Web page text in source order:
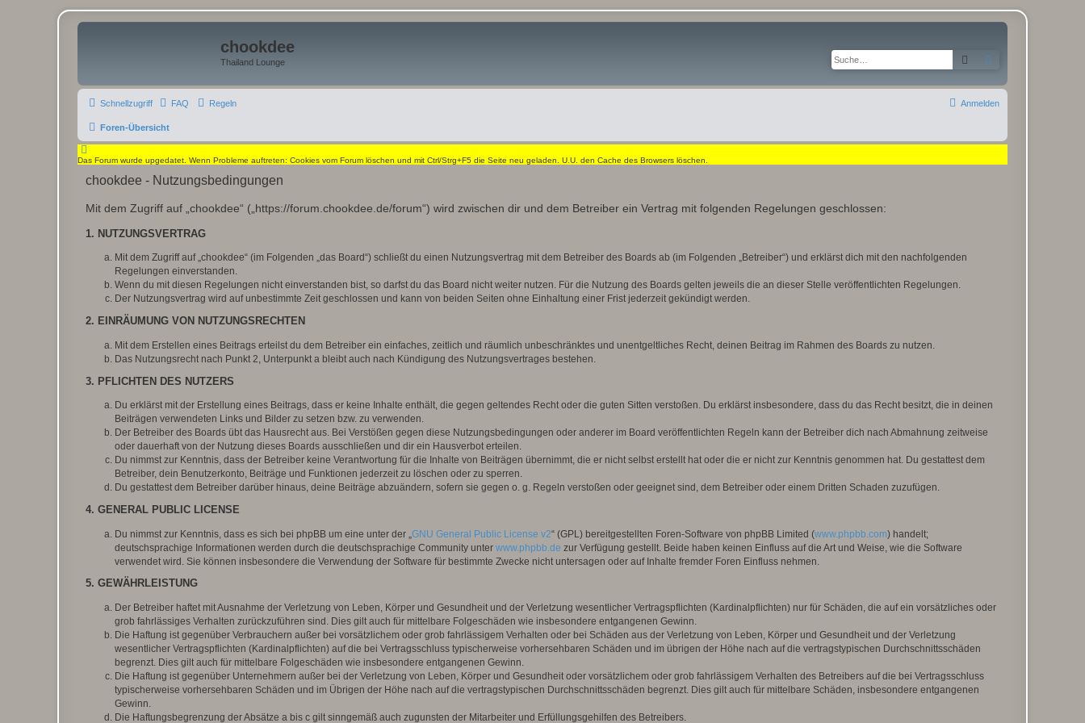
chookdee
Thailand Lounge Suche
Schnellzugriff FAQ Regeln Anmelden
Foren-Übersicht
Das Forum wurde upgedatet. Wenn Probleme auftreten: Cookies vom Forum löschen und mit Ctrl/Strg+F5 die Seite neu geladen. U.U. den Cache des Browsers löschen.
chookdee - Nutzungsbedingungen
Mit dem Zugriff auf „chookdee“ („https://forum.chookdee.de/forum“) wird zwischen dir und dem Betreiber ein Vertrag mit folgenden Regelungen geschlossen:
1. NUTZUNGSVERTRAG
Mit dem Zugriff auf „chookdee“ (im Folgenden „das Board“) schließt du einen Nutzungsvertrag mit dem Betreiber des Boards ab (im Folgenden „Betreiber“) und erklärst dich mit den nachfolgenden
Regelungen einverstanden.
Wenn du mit diesen Regelungen nicht einverstanden bist, so darfst du das Board nicht weiter nutzen. Für die Nutzung des Boards gelten jeweils die an dieser Stelle veröffentlichten Regelungen.
Der Nutzungsvertrag wird auf unbestimmte Zeit geschlossen und kann von beiden Seiten ohne Einhaltung einer Frist jederzeit gekündigt werden.
2. EINRÄUMUNG VON NUTZUNGSRECHTEN
Mit dem Erstellen eines Beitrags erteilst du dem Betreiber ein einfaches, zeitlich und räumlich unbeschränktes und unentgeltliches Recht, deinen Beitrag im Rahmen des Boards zu nutzen.
Das Nutzungsrecht nach Punkt 2, Unterpunkt a bleibt auch nach Kündigung des Nutzungsvertrages bestehen.
3. PFLICHTEN DES NUTZERS
Du erklärst mit der Erstellung eines Beitrags, dass er keine Inhalte enthält, die gegen geltendes Recht oder die guten Sitten verstoßen. Du erklärst insbesondere, dass du das Recht besitzt, die in deinen
Beiträgen verwendeten Links und Bilder zu setzen bzw. zu verwenden.
Der Betreiber des Boards übt das Hausrecht aus. Bei Verstößen gegen diese Nutzungsbedingungen oder anderer im Board veröffentlichten Regeln kann der Betreiber dich nach Abmahnung zeitweise
oder dauerhaft von der Nutzung dieses Boards ausschließen und dir ein Hausverbot erteilen.
Du nimmst zur Kenntnis, dass der Betreiber keine Verantwortung für die Inhalte von Beiträgen übernimmt, die er nicht selbst erstellt hat oder die er nicht zur Kenntnis genommen hat. Du gestattest dem
Betreiber, dein Benutzerkonto, Beiträge und Funktionen jederzeit zu löschen oder zu sperren.
Du gestattest dem Betreiber darüber hinaus, deine Beiträge abzuändern, sofern sie gegen o. g. Regeln verstoßen oder geeignet sind, dem Betreiber oder einem Dritten Schaden zuzufügen.
4. GENERAL PUBLIC LICENSE
Du nimmst zur Kenntnis, dass es sich bei phpBB um eine unter der „ GNU General Public License v2“ (GPL) bereitgestellten Foren-Software von phpBB Limited (www.phpbb.com) handelt;
deutschsprachige Informationen werden durch die deutschsprachige Community unter www.phpbb.de zur Verfügung gestellt. Beide haben keinen Einfluss auf die Art und Weise, wie die Software
verwendet wird. Sie können insbesondere die Verwendung der Software für bestimmte Zwecke nicht untersagen oder auf Inhalte fremder Foren Einfluss nehmen.
5. GEWÄHRLEISTUNG
Der Betreiber haftet mit Ausnahme der Verletzung von Leben, Körper und Gesundheit und der Verletzung wesentlicher Vertragspflichten (Kardinalpflichten) nur für Schäden, die auf ein vorsätzliches oder
grob fahrlässiges Verhalten zurückzuführen sind. Dies gilt auch für mittelbare Folgeschäden wie insbesondere entgangenen Gewinn.
Die Haftung ist gegenüber Verbrauchern außer bei vorsätzlichem oder grob fahrlässigem Verhalten oder bei Schäden aus der Verletzung von Leben, Körper und Gesundheit und der Verletzung
wesentlicher Vertragspflichten (Kardinalpflichten) auf die bei Vertragsschluss typischerweise vorhersehbaren Schäden und im übrigen der Höhe nach auf die vertragstypischen Durchschnittsschäden
begrenzt. Dies gilt auch für mittelbare Folgeschäden wie insbesondere entgangenen Gewinn.
Die Haftung ist gegenüber Unternehmern außer bei der Verletzung von Leben, Körper und Gesundheit oder vorsätzlichem oder grob fahrlässigem Verhalten des Betreibers auf die bei Vertragsschluss
typischerweise vorhersehbaren Schäden und im Übrigen der Höhe nach auf die vertragstypischen Durchschnittsschäden begrenzt. Dies gilt auch für mittelbare Schäden, insbesondere entgangenen
Gewinn.
Die Haftungsbegrenzung der Absätze a bis c gilt sinngemäß auch zugunsten der Mitarbeiter und Erfüllungsgehilfen des Betreibers.